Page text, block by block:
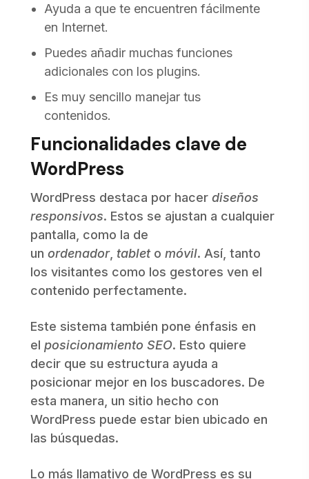
Ayuda a que te encuentren fácilmente
en Internet.
Puedes añadir muchas funciones
adicionales con los plugins.
Es muy sencillo manejar tus
contenidos.
Funcionalidades clave de
WordPress
WordPress destaca por hacer diseños
responsivos. Estos se ajustan a cualquier
pantalla, como la de
un ordenador, tableto móvil. Así, tanto
los visitantes como los gestores ven el
contenido perfectamente.
Este sistema también pone énfasis en
el posicionamiento SEO. Esto quiere
decir que su estructura ayuda a
posicionar mejor en los buscadores. De
esta manera, un sitio hecho con
WordPress puede estar bien ubicado en
las búsquedas.
Lo más llamativo de WordPress es su